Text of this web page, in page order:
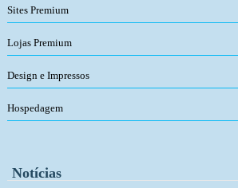
Sites Premium
Lojas Premium
Design e Impressos
Hospedagem
Notícias